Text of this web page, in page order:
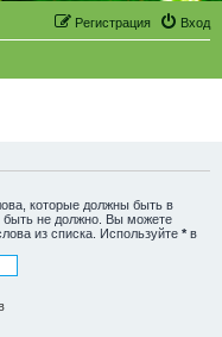
Вход
Регистрация
которые должны быть в
быть не должно. Вы можете
из списка. Используйте * в